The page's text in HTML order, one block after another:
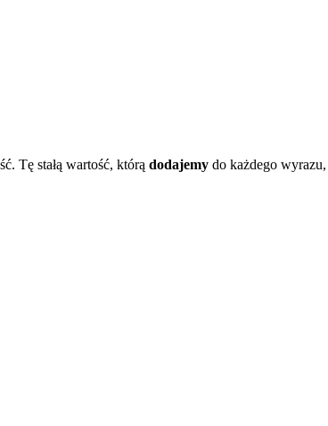
Tę stałą wartość, którą dodajemy do każdego wyrazu,